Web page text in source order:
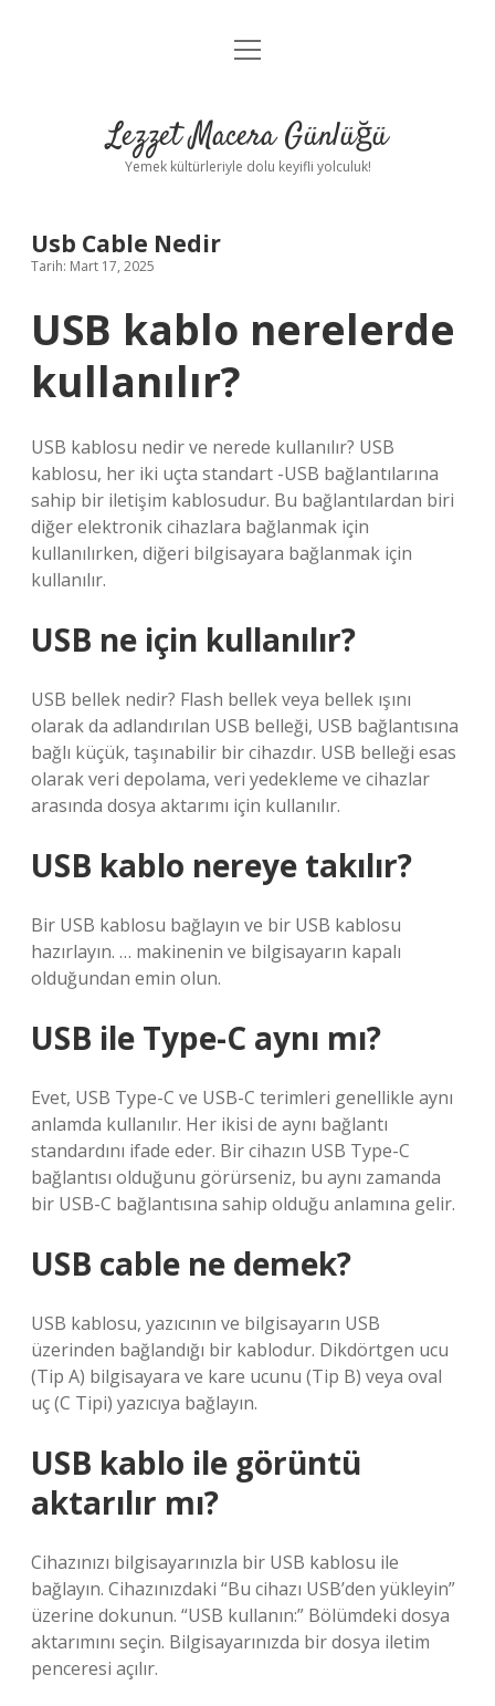
Anasayfa
Yasal Uyarı
menüyü
Lezzet Macera Günlüğü
Yemek kültürleriyle dolu keyifli yolculuk!
Usb Cable Nedir
Tarih: Mart 17, 2025
USB kablo nerelerde
kullanılır?
USB kablosu nedir ve nerede kullanılır? USB
kablosu, her iki uçta standart -USB bağlantılarına
sahip bir iletişim kablosudur. Bu bağlantılardan biri
diğer elektronik cihazlara bağlanmak için
kullanılırken, diğeri bilgisayara bağlanmak için
kullanılır.
USB ne için kullanılır?
USB bellek nedir? Flash bellek veya bellek ışını
olarak da adlandırılan USB belleği, USB bağlantısına
bağlı küçük, taşınabilir bir cihazdır. USB belleği esas
olarak veri depolama, veri yedekleme ve cihazlar
arasında dosya aktarımı için kullanılır.
USB kablo nereye takılır?
Bir USB kablosu bağlayın ve bir USB kablosu
hazırlayın. … makinenin ve bilgisayarın kapalı
olduğundan emin olun.
USB ile Type-C aynı mı?
Evet, USB Type-C ve USB-C terimleri genellikle aynı
anlamda kullanılır. Her ikisi de aynı bağlantı
standardını ifade eder. Bir cihazın USB Type-C
bağlantısı olduğunu görürseniz, bu aynı zamanda
bir USB-C bağlantısına sahip olduğu anlamına gelir.
USB cable ne demek?
USB kablosu, yazıcının ve bilgisayarın USB
üzerinden bağlandığı bir kablodur. Dikdörtgen ucu
(Tip A) bilgisayara ve kare ucunu (Tip B) veya oval
uç (C Tipi) yazıcıya bağlayın.
USB kablo ile görüntü
aktarılır mı?
Cihazınızı bilgisayarınızla bir USB kablosu ile
bağlayın. Cihazınızdaki “Bu cihazı USB’den yükleyin”
üzerine dokunun. “USB kullanın:” Bölümdeki dosya
aktarımını seçin. Bilgisayarınızda bir dosya iletim
penceresi açılır.